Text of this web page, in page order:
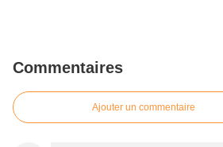
Commentaires
Ajouter un commentaire